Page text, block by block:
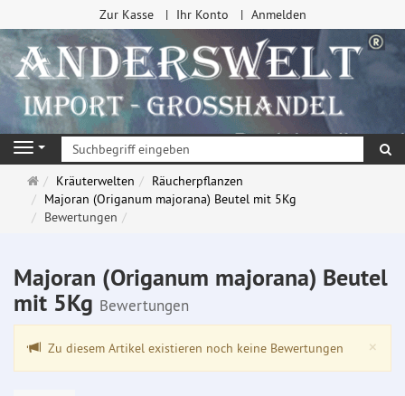
Zur Kasse Ihr Konto Anmelden
Navigation
Startseite
Kräuterwelten
Räucherpflanzen
Majoran (Origanum majorana) Beutel mit 5Kg
Bewertungen
Majoran (Origanum majorana) Beutel
mit 5Kg Bewertungen
×
Zu diesem Artikel existieren noch keine Bewertungen